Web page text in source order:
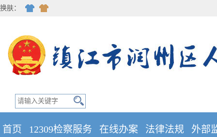
换肤：
首页 12309检察服务 在线办案 法律法规 外部